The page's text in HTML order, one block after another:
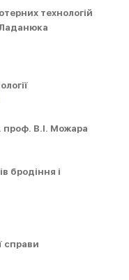
технологій
проф. В.І. Можара
бродіння і
справи